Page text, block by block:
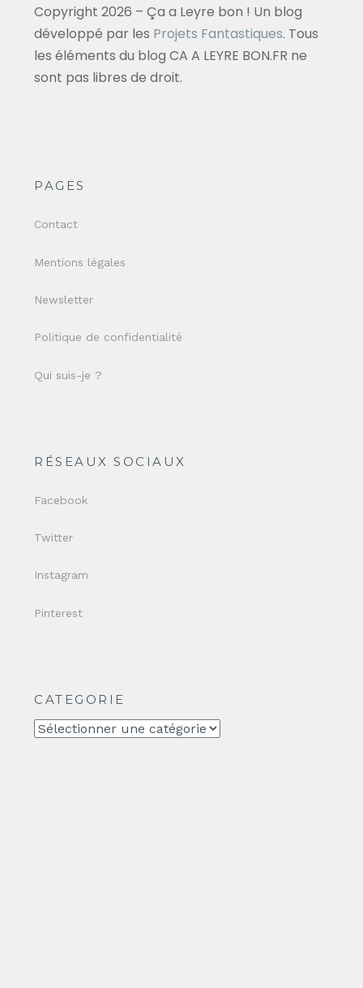
Copyright 2026 – Ça a Leyre bon ! Un blog
développé par les Projets Fantastiques. Tous
les éléments du blog CA A LEYRE BON.FR ne
sont pas libres de droit.
PAGES
Contact
Mentions légales
Newsletter
Politique de confidentialité
Qui suis-je ?
RÉSEAUX SOCIAUX
Facebook
Twitter
Instagram
Pinterest
CATEGORIE
CATEGORIE